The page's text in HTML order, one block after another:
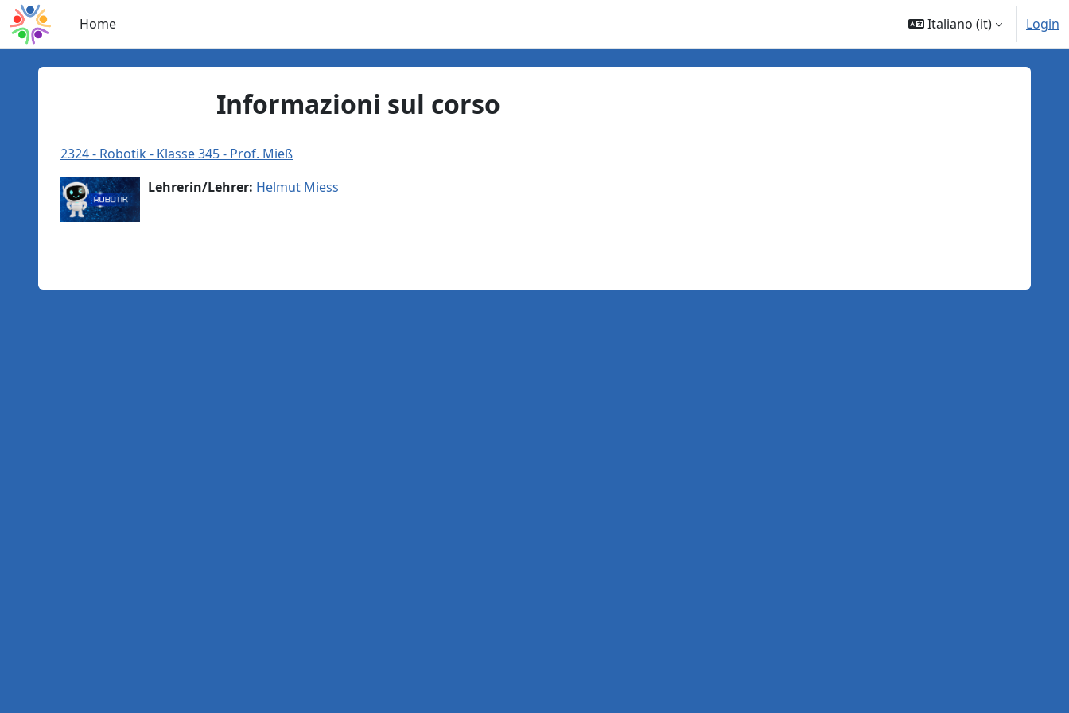
Vai al contenuto principale
Home
Italiano ‎(it)‎ Login
Informazioni sul corso
2324 - Robotik - Klasse 345 - Prof. Mieß
Lehrerin/Lehrer: Helmut Miess